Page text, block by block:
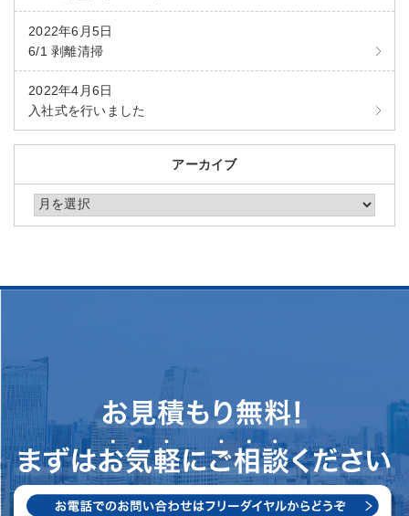
2022年6月5日
6/1 剥離清掃
2022年4月6日
入社式を行いました
アーカイブ
アーカイブ